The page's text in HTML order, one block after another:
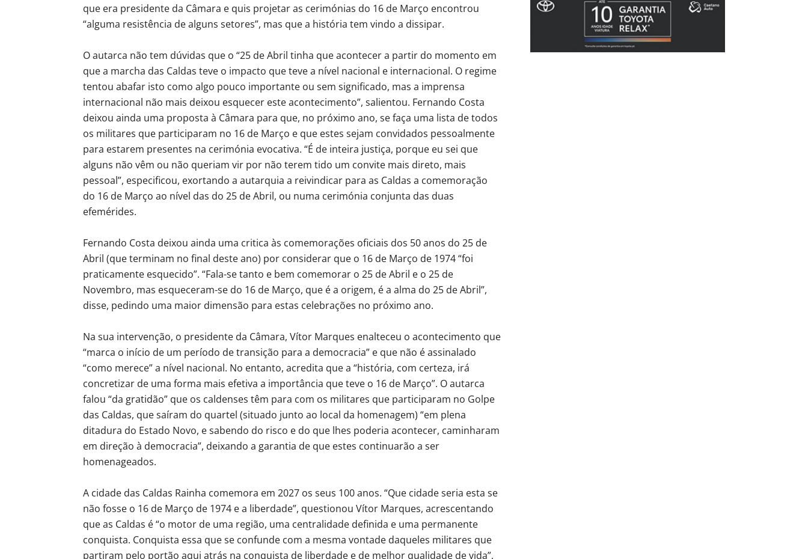
que era presidente da Câmara e quis projetar as cerimónias do 16 de Março encontrou
“alguma resistência de alguns setores”, mas que a história tem vindo a dissipar.
O autarca não tem dúvidas que o “25 de Abril tinha que acontecer a partir do momento em
que a marcha das Caldas teve o impacto que teve a nível nacional e internacional. O regime
tentou abafar isto como algo pouco importante ou sem significado, mas a imprensa
internacional não mais deixou esquecer este acontecimento”, salientou. Fernando Costa
deixou ainda uma proposta à Câmara para que, no próximo ano, se faça uma lista de todos
os militares que participaram no 16 de Março e que estes sejam convidados pessoalmente
para estarem presentes na cerimónia evocativa. “É de inteira justiça, porque eu sei que
alguns não vêm ou não queriam vir por não terem tido um convite mais direto, mais
pessoal”, especificou, exortando a autarquia a reivindicar para as Caldas a comemoração
do 16 de Março ao nível das do 25 de Abril, ou numa cerimónia conjunta das duas
efemérides.
Fernando Costa deixou ainda uma critica às comemorações oficiais dos 50 anos do 25 de
Abril (que terminam no final deste ano) por considerar que o 16 de Março de 1974 “foi
praticamente esquecido”. “Fala-se tanto e bem comemorar o 25 de Abril e o 25 de
Novembro, mas esqueceram-se do 16 de Março, que é a origem, é a alma do 25 de Abril”,
disse, pedindo uma maior dimensão para estas celebrações no próximo ano.
Na sua intervenção, o presidente da Câmara, Vítor Marques enalteceu o acontecimento que
“marca o início de um período de transição para a democracia” e que não é assinalado
“como merece” a nível nacional. No entanto, acredita que a “história, com certeza, irá
concretizar de uma forma mais efetiva a importância que teve o 16 de Março”. O autarca
falou “da gratidão” que os caldenses têm para com os militares que participaram no Golpe
das Caldas, que saíram do quartel (situado junto ao local da homenagem) “em plena
ditadura do Estado Novo, e sabendo do risco e do que lhes poderia acontecer, caminharam
em direção à democracia”, deixando a garantia de que estes continuarão a ser
homenageados.
A cidade das Caldas Rainha comemora em 2027 os seus 100 anos. “Que cidade seria esta se
não fosse o 16 de Março de 1974 e a liberdade”, questionou Vítor Marques, acrescentando
que as Caldas é “o motor de uma região, uma centralidade definida e uma permanente
conquista. Conquista essa que se confunde com a mesma vontade daqueles militares que
partiram pelo portão aqui atrás na conquista de liberdade e de melhor qualidade de vida”,